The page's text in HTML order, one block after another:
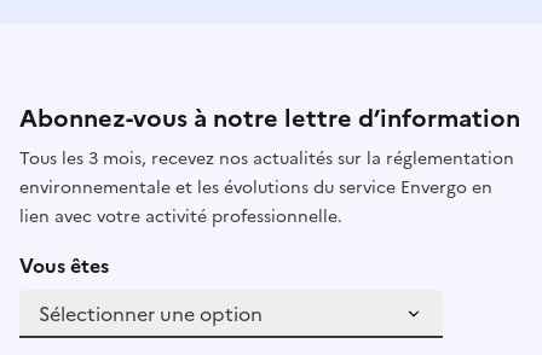
Abonnez-vous à notre lettre d’information
Tous les 3 mois, recevez nos actualités sur la réglementation
environnementale et les évolutions du service Envergo en
lien avec votre activité professionnelle.
Vous êtes